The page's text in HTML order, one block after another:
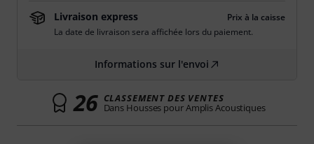
Livraison express
Prix à la caisse
La date de livraison sera affichée lors du paiement.
Informations sur l'envoi
26 CLASSEMENT DES VENTES
Dans Housses pour Amplis Acoustiques